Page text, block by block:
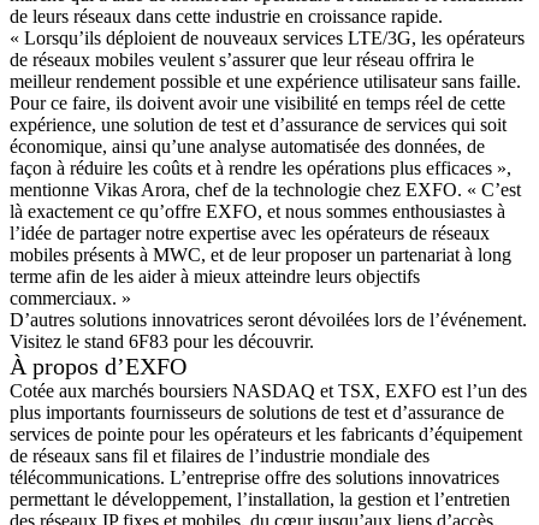
de leurs réseaux dans cette industrie en croissance rapide.
« Lorsqu’ils déploient de nouveaux services LTE/3G, les opérateurs
de réseaux mobiles veulent s’assurer que leur réseau offrira le
meilleur rendement possible et une expérience utilisateur sans faille.
Pour ce faire, ils doivent avoir une visibilité en temps réel de cette
expérience, une solution de test et d’assurance de services qui soit
économique, ainsi qu’une analyse automatisée des données, de
façon à réduire les coûts et à rendre les opérations plus efficaces »,
mentionne Vikas Arora, chef de la technologie chez EXFO. « C’est
là exactement ce qu’offre EXFO, et nous sommes enthousiastes à
l’idée de partager notre expertise avec les opérateurs de réseaux
mobiles présents à MWC, et de leur proposer un partenariat à long
terme afin de les aider à mieux atteindre leurs objectifs
commerciaux. »
D’autres solutions innovatrices seront dévoilées lors de l’événement.
Visitez le stand 6F83 pour les découvrir.
À propos d’EXFO
Cotée aux marchés boursiers NASDAQ et TSX, EXFO est l’un des
plus importants fournisseurs de solutions de test et d’assurance de
services de pointe pour les opérateurs et les fabricants d’équipement
de réseaux sans fil et filaires de l’industrie mondiale des
télécommunications. L’entreprise offre des solutions innovatrices
permettant le développement, l’installation, la gestion et l’entretien